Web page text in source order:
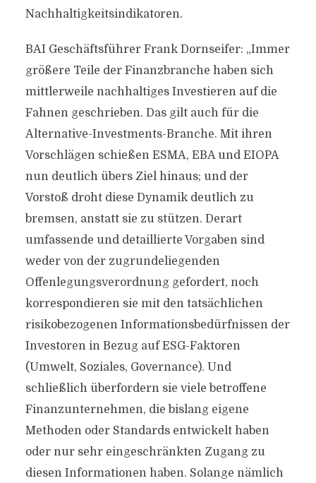
Nachhaltigkeitsindikatoren.
BAI Geschäftsführer Frank Dornseifer: „Immer
größere Teile der Finanzbranche haben sich
mittlerweile nachhaltiges Investieren auf die
Fahnen geschrieben. Das gilt auch für die
Alternative-Investments-Branche. Mit ihren
Vorschlägen schießen ESMA, EBA und EIOPA
nun deutlich übers Ziel hinaus; und der
Vorstoß droht diese Dynamik deutlich zu
bremsen, anstatt sie zu stützen. Derart
umfassende und detaillierte Vorgaben sind
weder von der zugrundeliegenden
Offenlegungsverordnung gefordert, noch
korrespondieren sie mit den tatsächlichen
risikobezogenen Informationsbedürfnissen der
Investoren in Bezug auf ESG-Faktoren
(Umwelt, Soziales, Governance). Und
schließlich überfordern sie viele betroffene
Finanzunternehmen, die bislang eigene
Methoden oder Standards entwickelt haben
oder nur sehr eingeschränkten Zugang zu
diesen Informationen haben. Solange nämlich